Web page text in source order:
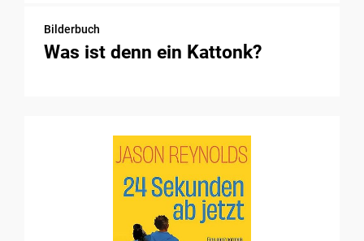
Bilderbuch
Was ist denn ein Kattonk?